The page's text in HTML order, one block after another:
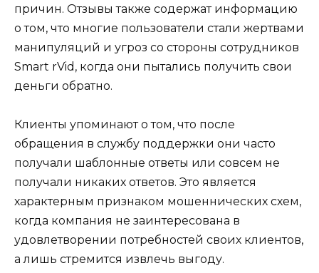
причин. Отзывы также содержат информацию
о том, что многие пользователи стали жертвами
манипуляций и угроз со стороны сотрудников
Smart rVid, когда они пытались получить свои
деньги обратно.
Клиенты упоминают о том, что после
обращения в службу поддержки они часто
получали шаблонные ответы или совсем не
получали никаких ответов. Это является
характерным признаком мошеннических схем,
когда компания не заинтересована в
удовлетворении потребностей своих клиентов,
а лишь стремится извлечь выгоду.